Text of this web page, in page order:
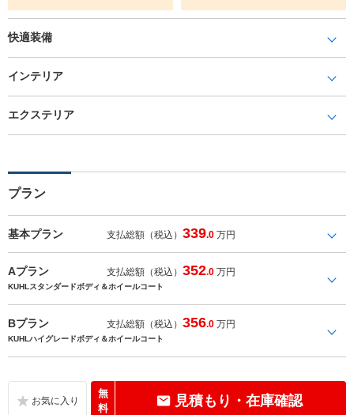
快適装備
インテリア
エクステリア
プラン
基本プラン 支払総額（税込）339.0 万円
Aプラン 支払総額（税込）352.0 万円
KUHLスタンダードボディ＆ホイールコート
Bプラン 支払総額（税込）356.0 万円
KUHLハイグレードボディ＆ホイールコート
無
料
見積もり・在庫確認